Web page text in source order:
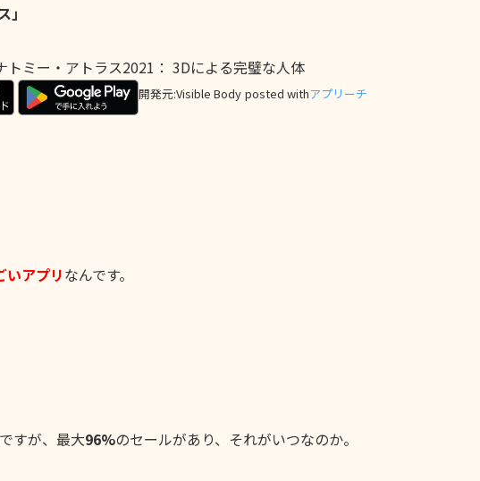
トミー・アトラス2021： 3Dによる完璧な人体
開発元:Visible Body posted withアプリーチ
いアプリなんです。
すが、最大96%のセールがあり、それがいつなのか。